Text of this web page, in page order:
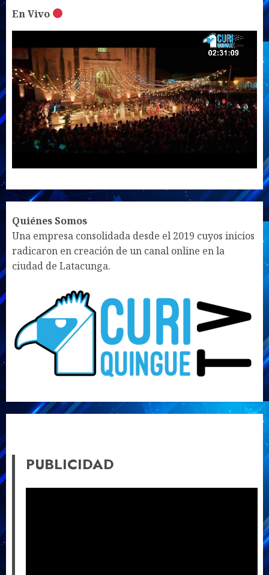
En Vivo
UNMUTE SETTINGS
Quiénes Somos
Una empresa consolidada desde el 2019 cuyos inicios
radicaron en creación de un canal online en la
ciudad de Latacunga.
PUBLICIDAD